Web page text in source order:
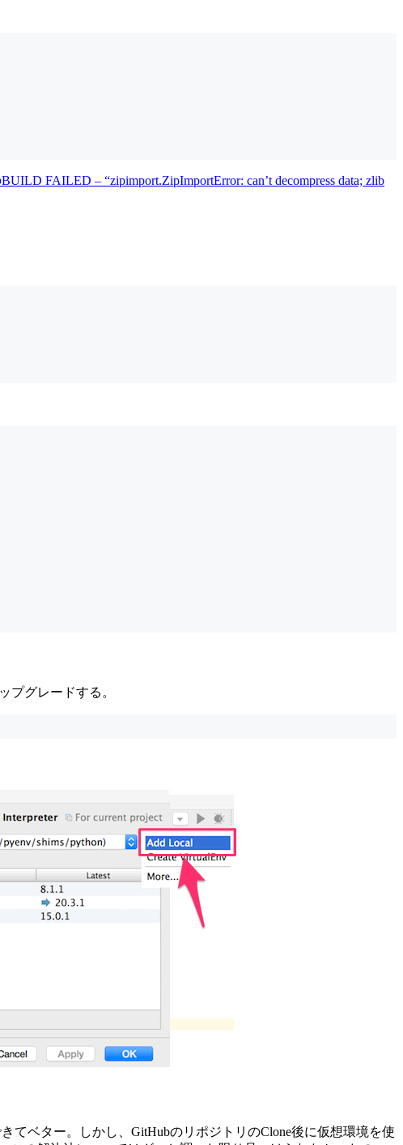
FAILED – “zipimport.ZipImportError: can’t decompress data; zlib
プグレードする。
てベター。しかし、GitHubのリポジトリのClone後に仮想環境を使